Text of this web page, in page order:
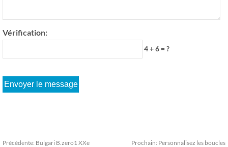
Vérification:
4 + 6 = ?
Précédente: Bulgari B.zero1 XXe
Prochain: Personnalisez les boucles